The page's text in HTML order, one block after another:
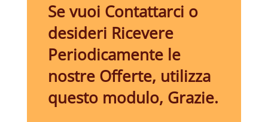
Se vuoi Contattarci o
desideri Ricevere
Periodicamente le
nostre Offerte, utilizza
questo modulo, Grazie.